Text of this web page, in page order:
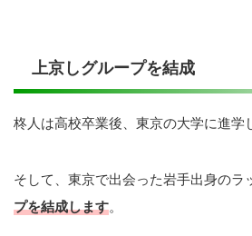
上京しグループを結成
柊人は高校卒業後、東京の大学に進学
そして、東京で出会った岩手出身のラ
プを結成します。